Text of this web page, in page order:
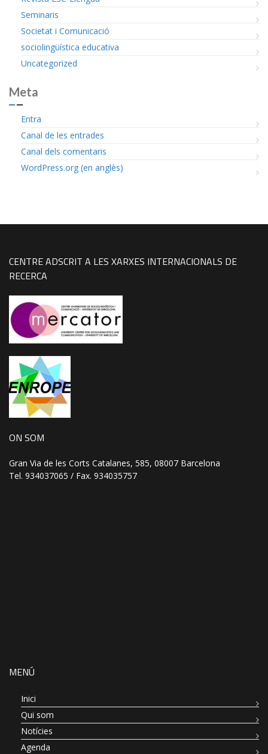
Seminaris
Societat i Comunicació
sociolingüística educativa
Uncategorized
Meta
Entra
Canal de les entrades
Canal dels comentaris
WordPress.org (en anglès)
CENTRE ADSCRIT A LES XARXES INTERNACIONALS DE
RECERCA
ON SOM
Gran Via de les Corts Catalanes, 585, 08007 Barcelona
Tel. 934037065 / Fax. 934035757
MENÚ
Inici
Qui som
Notícies
Agenda